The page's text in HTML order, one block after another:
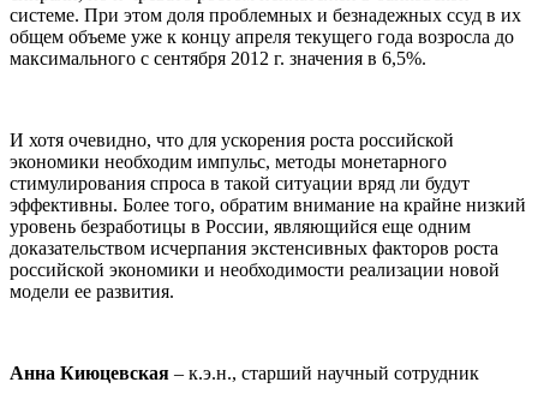
системе. При этом доля проблемных и безнадежных ссуд в их
общем объеме уже к концу апреля текущего года возросла до
максимального с сентября 2012 г. значения в 6,5%.
И хотя очевидно, что для ускорения роста российской
экономики необходим импульс, методы монетарного
стимулирования спроса в такой ситуации вряд ли будут
эффективны. Более того, обратим внимание на крайне низкий
уровень безработицы в России, являющийся еще одним
доказательством исчерпания экстенсивных факторов роста
российской экономики и необходимости реализации новой
модели ее развития.
Анна Киюцевская – к.э.н., старший научный сотрудник